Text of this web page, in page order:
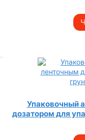
Упаковочный
дозатором для